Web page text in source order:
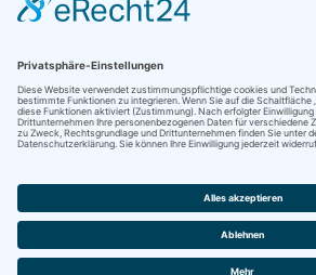
Montag - Freitag 10:00 -
Samstag, Sonntag, Feiertag
KONTAKT & ÖFFNUNGSZEITEN
IMPRESSUM